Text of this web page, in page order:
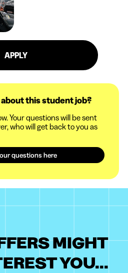
APPLY
this student job?
Your questions will be sent
who will get back to you as
questions here
MIGHT
YOU...